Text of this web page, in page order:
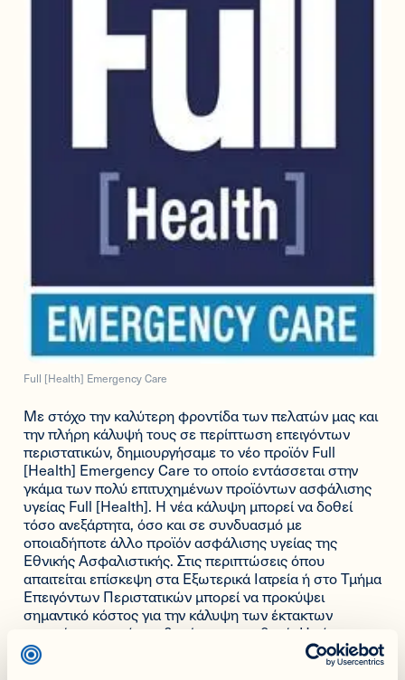
Full [Health] Emergency Care
Με στόχο την καλύτερη φροντίδα των πελατών μας και
την πλήρη κάλυψή τους σε περίπτωση επειγόντων
περιστατικών, δημιουργήσαμε το νέο προϊόν Full
[Health] Emergency Care το οποίο εντάσσεται στην
γκάμα των πολύ επιτυχημένων προϊόντων ασφάλισης
υγείας Full [Health]. Η νέα κάλυψη μπορεί να δοθεί
τόσο ανεξάρτητα, όσο και σε συνδυασμό με
οποιαδήποτε άλλο προϊόν ασφάλισης υγείας της
Εθνικής Ασφαλιστικής. Στις περιπτώσεις όπου
απαιτείται επίσκεψη στα Εξωτερικά Ιατρεία ή στο Τμήμα
Επειγόντων Περιστατικών μπορεί να προκύψει
σημαντικό κόστος για την κάλυψη των έκτακτων
αναγκών, το οποίο επιβαρύνει τον ασθενή. Η νέα
κάλυψη Full [Health] Emergency Care καλύπτει
απευθείας έξοδα που πραγματοποιεί ο ασφαλισμένος